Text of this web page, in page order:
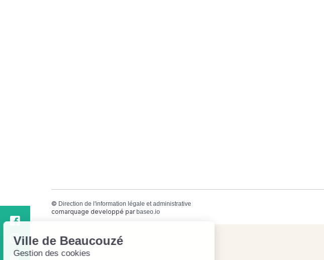
© Direction de l'information légale et administrative
comarquage developpé par baseo.io